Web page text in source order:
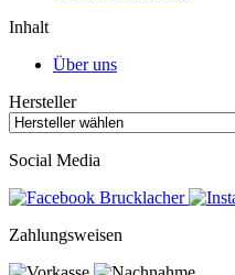
Inhalt
Über uns
Hersteller
Social Media
Zahlungsweisen